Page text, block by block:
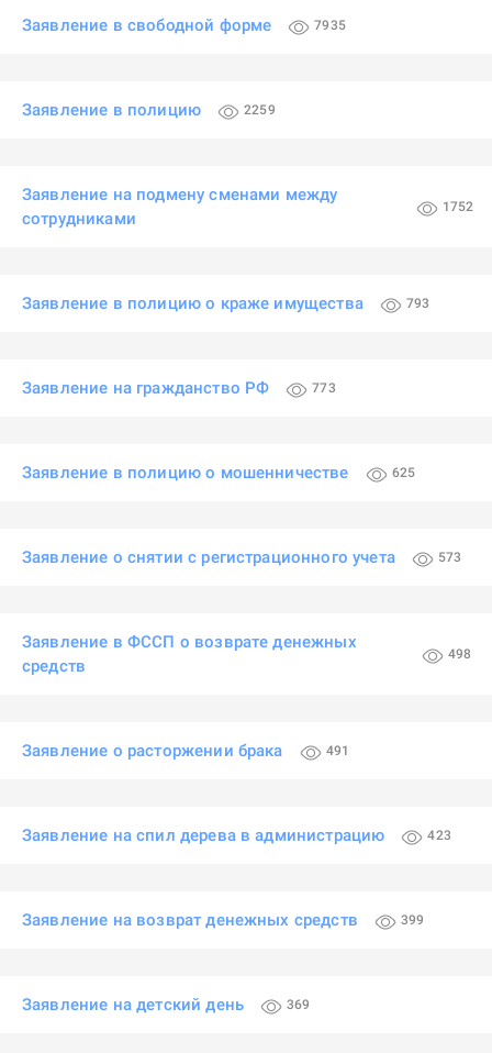
Заявление в свободной форме 7935
Заявление в полицию 2259
Заявление на подмену сменами между
сотрудниками
1752
Заявление в полицию о краже имущества 793
Заявление на гражданство РФ 773
Заявление в полицию о мошенничестве 625
Заявление о снятии с регистрационного учета 573
Заявление в ФССП о возврате денежных
средств
498
Заявление о расторжении брака 491
Заявление на спил дерева в администрацию 423
Заявление на возврат денежных средств 399
Заявление на детский день 369